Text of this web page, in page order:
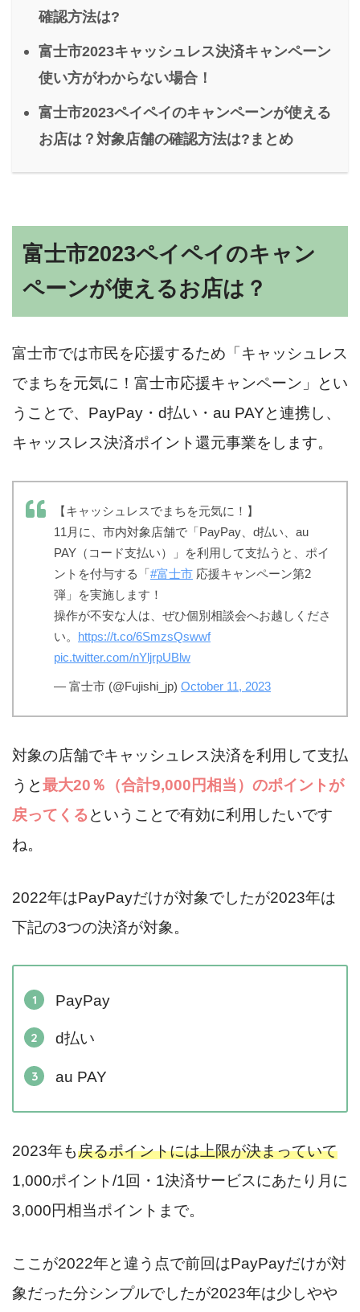
確認方法は?
富士市2023キャッシュレス決済キャンペーン
使い方がわからない場合！
富士市2023ペイペイのキャンペーンが使える
お店は？対象店舗の確認方法は?まとめ
富士市2023ペイペイのキャン
ペーンが使えるお店は？
富士市では市民を応援するため「キャッシュレス
でまちを元気に！富士市応援キャンペーン」とい
うことで、PayPay・d払い・au PAYと連携し、
キャッスレス決済ポイント還元事業をします。
【キャッシュレスでまちを元気に！】
11月に、市内対象店舗で「PayPay、d払い、au
PAY（コード支払い）」を利用して支払うと、ポイ
ントを付与する「#富士市 応援キャンペーン第2
弾」を実施します！
操作が不安な人は、ぜひ個別相談会へお越しくださ
い。 https://t.co/6SmzsQswwf
pic.twitter.com/nYljrpUBlw
— 富士市 (@Fujishi_jp) October 11, 2023
対象の店舗でキャッシュレス決済を利用して支払
うと最大20％（合計9,000円相当）のポイントが
戻ってくるということで有効に利用したいです
ね。
2022年はPayPayだけが対象でしたが2023年は
下記の3つの決済が対象。
PayPay
d払い
au PAY
2023年も戻るポイントには上限が決まっていて
1,000ポイント/1回・1決済サービスにあたり月に
3,000円相当ポイントまで。
ここが2022年と違う点で前回はPayPayだけが対
象だった分シンプルでしたが2023年は少しやや